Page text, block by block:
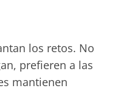
los retos. No
prefieren a las
mantienen